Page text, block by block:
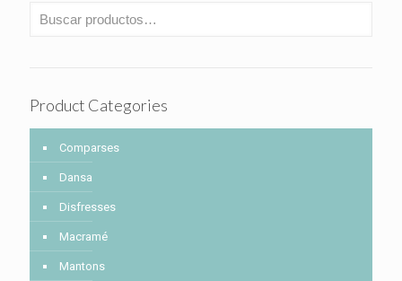
Product Categories
Comparses
Dansa
Disfresses
Macramé
Mantons